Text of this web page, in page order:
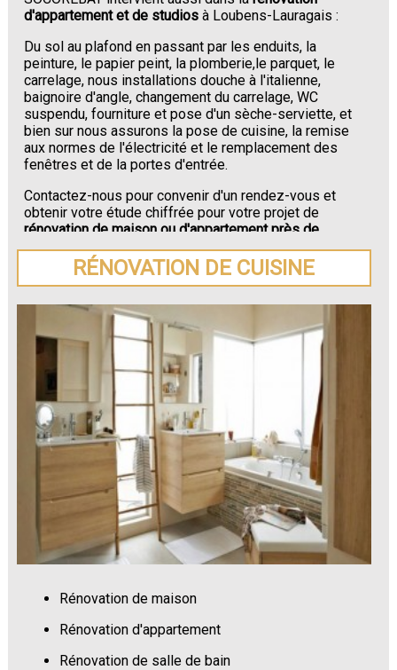
d'appartement et de studios à Loubens-Lauragais :
Du sol au plafond en passant par les enduits, la
peinture, le papier peint, la plomberie,le parquet, le
carrelage, nous installations douche à l'italienne,
baignoire d'angle, changement du carrelage, WC
suspendu, fourniture et pose d'un sèche-serviette, et
bien sur nous assurons la pose de cuisine, la remise
aux normes de l'électricité et le remplacement des
fenêtres et de la portes d'entrée.
Contactez-nous pour convenir d'un rendez-vous et
obtenir votre étude chiffrée pour votre projet de
rénovation de maison ou d'appartement près de
Loubens-Lauragais.
RÉNOVATION DE CUISINE
Rénovation de maison
Rénovation d'appartement
Rénovation de salle de bain